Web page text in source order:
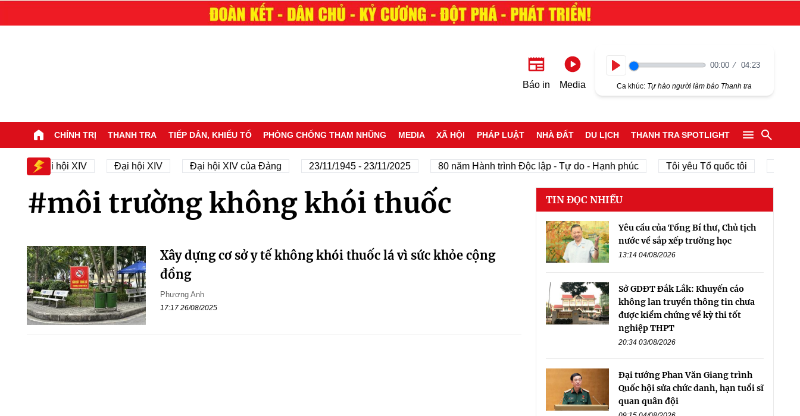
Báo in Media
00:00 04:23
Ca khúc: Tự hào người làm báo Thanh tra
CHÍNH TRỊ THANH TRA TIẾP DÂN, KHIẾU TỐ PHÒNG CHỐNG THAM NHŨNG MEDIA XÃ HỘI PHÁP LUẬT NHÀ ĐẤT DU LỊCH THANH TRA SPOTLIGHT
sự Đại hội XIV Đại hội XIV Đại hội XIV của Đảng 23/11/1945 - 23/11/2025 80 năm Hành trình Độc lập - Tự do - Hạnh phúc Tôi yêu Tổ quốc tôi
#môi trường không khói thuốc
Xây dựng cơ sở y tế không khói thuốc lá vì sức khỏe cộng
đồng
Phương Anh
17:17 26/08/2025
TIN ĐỌC NHIỀU
Yêu cầu của Tổng Bí thư, Chủ tịch
nước về sắp xếp trường học
13:14 04/08/2026
Sở GDĐT Đắk Lắk: Khuyến cáo
không lan truyền thông tin chưa
được kiểm chứng về kỳ thi tốt
nghiệp THPT
20:34 03/08/2026
Đại tướng Phan Văn Giang trình
Quốc hội sửa chức danh, hạn tuổi sĩ
quan quân đội